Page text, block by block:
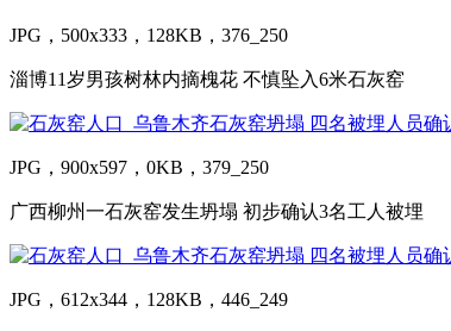
JPG，500x333，128KB，376_250
淄博11岁男孩树林内摘槐花 不慎坠入6米石灰窑
JPG，900x597，0KB，379_250
广西柳州一石灰窑发生坍塌 初步确认3名工人被埋
JPG，612x344，128KB，446_249